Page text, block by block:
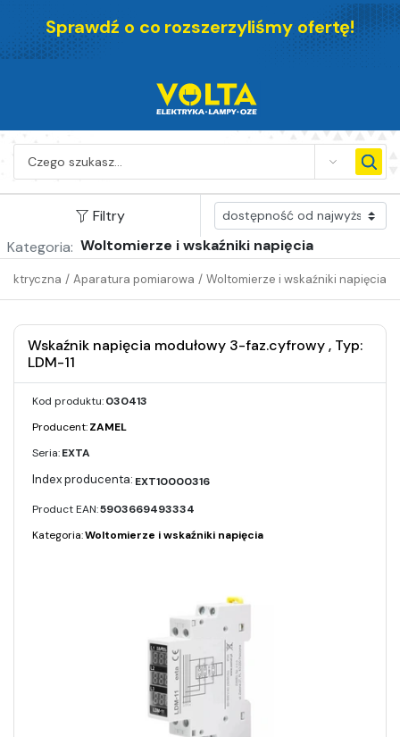
Sprawdź o co rozszerzyliśmy ofertę!
SEARCH
Filtry
Kategoria: Woltomierze i wskaźniki napięcia
Woltomierze i wskaźniki napięcia
/
Aparatura pomiarowa
/
Wskaźnik napięcia modułowy 3-faz.cyfrowy , Typ:
LDM-11
Kod produktu:030413
Producent:ZAMEL
Seria:EXTA
EXT10000316
Product EAN:5903669493334
Kategoria:Woltomierze i wskaźniki napięcia